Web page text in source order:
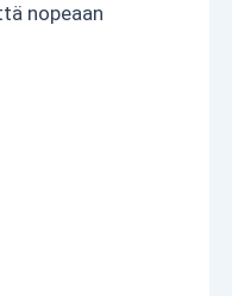
nopeaan